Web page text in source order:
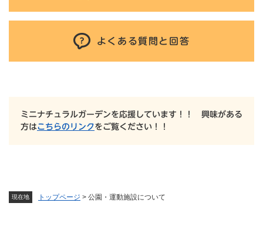
現在地 トップページ > 公園・運動施設について
よくある質問と回答
ミニナチュラルガーデンを応援しています！！ 興味がある
方はこちらのリンクをご覧ください！！